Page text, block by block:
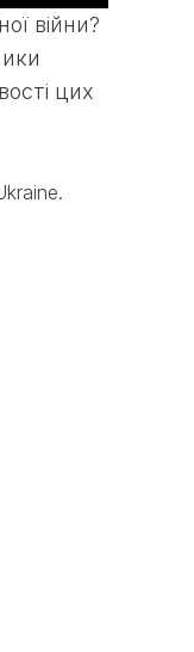
війни?
цих